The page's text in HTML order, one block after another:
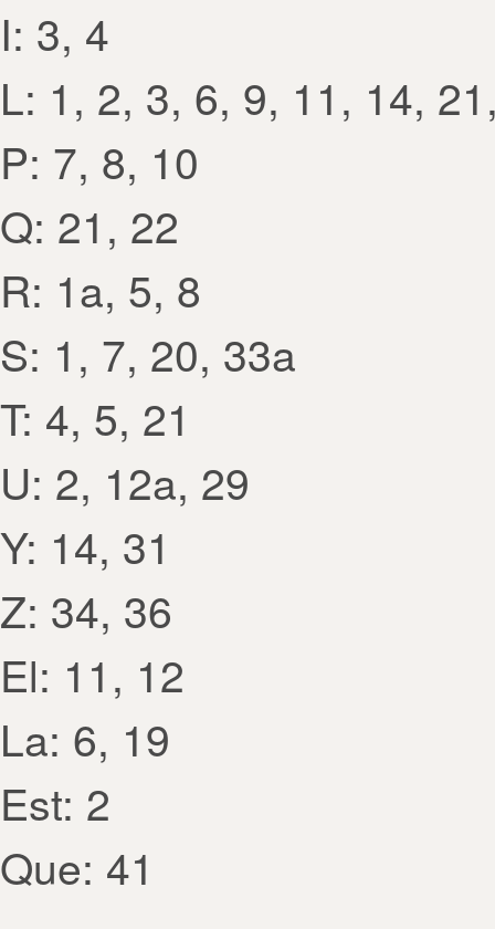
I: 3, 4
L: 1, 2, 3, 6, 9, 11, 14,
P: 7, 8, 10
Q: 21, 22
R: 1a, 5, 8
S: 1, 7, 20, 33a
T: 4, 5, 21
U: 2, 12a, 29
Y: 14, 31
Z: 34, 36
El: 11, 12
La: 6, 19
Est: 2
Que: 41